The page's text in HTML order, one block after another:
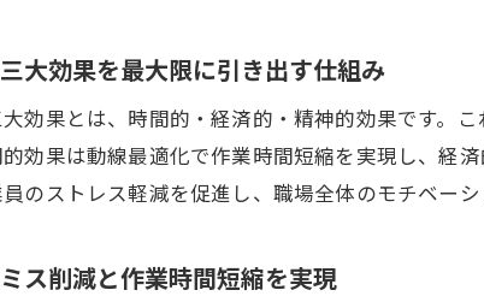
倉庫整理で
倉庫整理
倉庫整理
倉庫整理
倉庫レイアウト
大効果を最大限に引き出す仕組み
効果とは、時間的・経済的・精神的効果です。
効果は動線最適化で作業時間短縮を実現し、経
のストレス軽減を促進し、職場全体のモチベーシ
ス削減と作業時間短縮を実現